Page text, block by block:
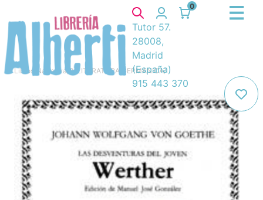
0
Tutor 57.
28008,
Madrid
(España)
915 443 370
Libros Narrativa/ 8. LITERATURA GERMANICA/